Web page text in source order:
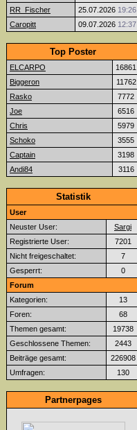
RR_Fischer
25.07.2026 19:26
Caropitt
09.07.2026 12:37
Top Poster
ELCARPO
16861
Biggeron
11762
Rasko
7772
Joe
6516
Chris
5979
Schoko
3555
Captain
3198
Andi84
3116
Statistik
User
Neuster User:
Sargi
Registrierte User:
7201
Nicht freigeschaltet:
7
Gesperrt:
0
Forum
Kategorien:
13
Foren:
68
Themen gesamt:
19738
Geschlossene Themen:
2443
Beiträge gesamt:
226908
Umfragen:
130
Partnerpages